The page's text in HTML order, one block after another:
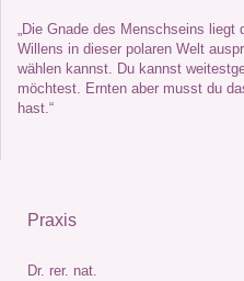
„Die Gnade des Menschseins
Willens in dieser polaren Welt
wählen kannst. Du kannst
möchtest. Ernten aber musst du
Praxis
Dr. rer. nat.